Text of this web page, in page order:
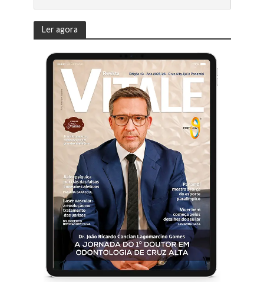
Ler agora